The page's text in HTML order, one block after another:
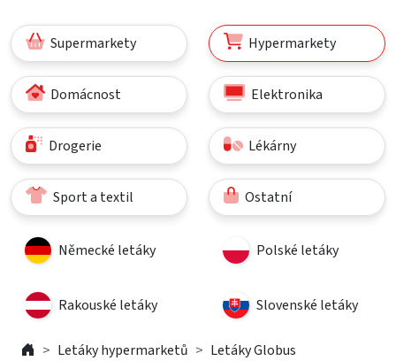
Supermarkety Hypermarkety
Domácnost Elektronika
Drogerie Lékárny
Sport a textil Ostatní
Německé letáky Polské letáky
Rakouské letáky Slovenské letáky
Letáky hypermarketů
Letáky Globus